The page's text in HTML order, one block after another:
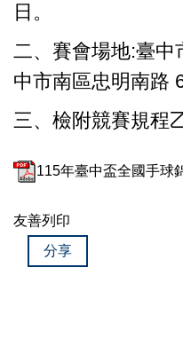
日。
二、賽會場地:臺中
中市南區忠明南路
三、檢附競賽規程
115年臺中盃全國手球
友善列印
分享